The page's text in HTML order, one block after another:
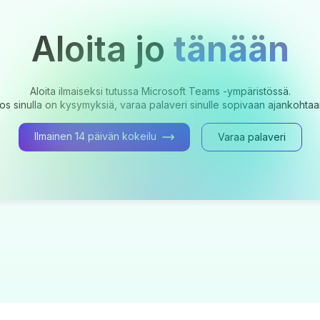
Aloita jotänään
Aloita ilmaiseksi tutussa Microsoft Teams -ympäristössä.
sinulla on kysymyksiä, varaa palaveri sinulle sopivaan
Ilmainen 14 päivän kokeilu Varaa palaveri